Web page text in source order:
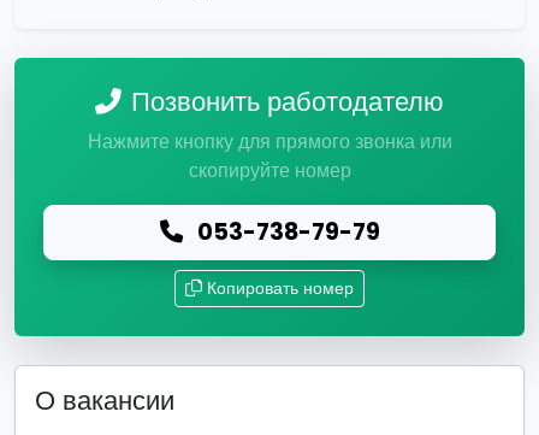
Позвонить работодателю
Нажмите кнопку для прямого звонка или
скопируйте номер
053-738-79-79
Копировать номер
О вакансии